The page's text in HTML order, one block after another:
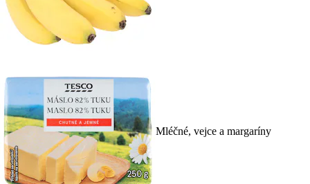
Mléčné, vejce a margaríny